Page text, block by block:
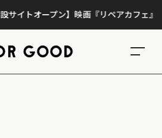
トオープン】映画『リペアカフェ』、上